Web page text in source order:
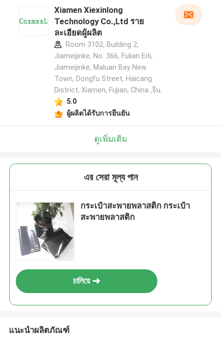
Xiamen Xiexinlong
Technology Co.,Ltd ราย
ละเอียดผู้ผลิต
Room 3102, Building 2,
Jiameijinke, No. 366, Fulian Erli,
Jiameijinke, Maluan Bay New
Town, Dongfu Street, Haicang
District, Xiamen, Fujian, China ,จีน
5.0
ผู้ผลิตได้รับการยืนยัน
ดูเพิ่มเติม
এর সেরা মূল্য পান
กระเป๋าสะพายพลาสติก กระเป๋า
สะพายพลาสติก
চালিয়ে
แนะนำผลิตภัณฑ์